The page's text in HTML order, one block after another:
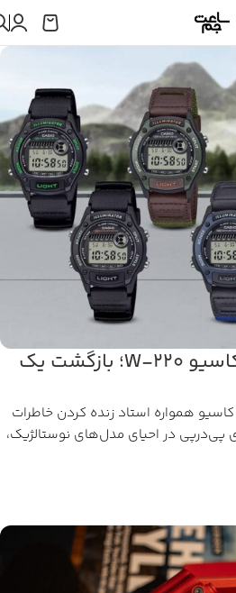
نقد و بررسی ساعت کاسیو W-220؛ بازگشت یک
همواره استاد زنده کردن خاطرات
در احیای مدل‌های نوستالژیک،